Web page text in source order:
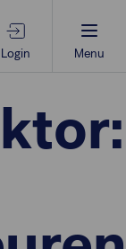
Login Menu